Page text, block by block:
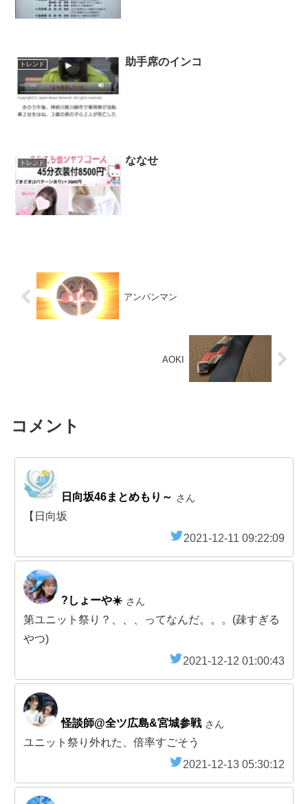
トレンド 助手席のインコ
トレンド ななせ
アンパンマン
AOKI
コメント
日向坂46まとめもり～ さん
【日向坂
2021-12-11 09:22:09
?しょーや☀️ さん
第ユニット祭り？、、、ってなんだ。。。(疎すぎる
やつ)
2021-12-12 01:00:43
怪談師@全ツ広島&宮城参戦 さん
ユニット祭り外れた、倍率すごそう
2021-12-13 05:30:12